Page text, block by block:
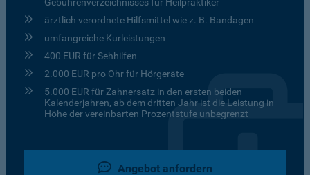
ärztlich verordnete Hilfsmittel wie z. B. Bandagen
umfangreiche Kurleistungen
400 EUR für Sehhilfen
2.000 EUR pro Ohr für Hörgeräte
5.000 EUR für Zahnersatz in den ersten beiden
Kalenderjahren, ab dem dritten Jahr ist die Leistung in
Höhe der vereinbarten Prozentstufe unbegrenzt
Angebot anfordern